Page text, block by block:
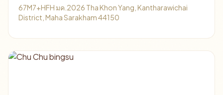
67M7+HFH มค.2026 Tha Khon Yang, Kantharawichai
District, Maha Sarakham 44150